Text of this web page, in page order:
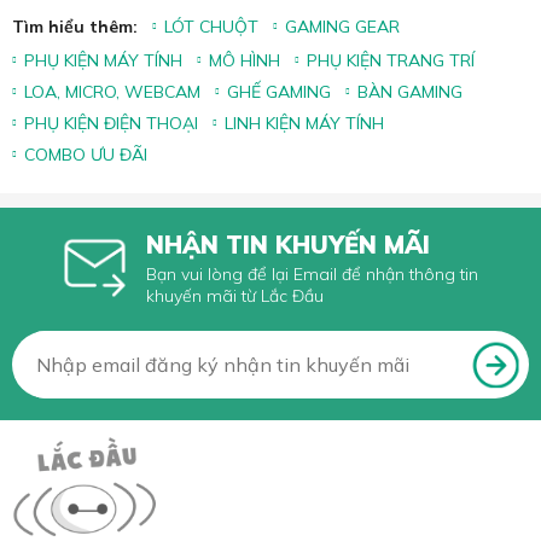
Tìm hiểu thêm: LÓT CHUỘT
GAMING GEAR
PHỤ KIỆN MÁY TÍNH
MÔ HÌNH
PHỤ KIỆN TRANG TRÍ
LOA, MICRO, WEBCAM
GHẾ GAMING
BÀN GAMING
PHỤ KIỆN ĐIỆN THOẠI
LINH KIỆN MÁY TÍNH
COMBO ƯU ĐÃI
NHẬN TIN KHUYẾN MÃI
Bạn vui lòng để lại Email để nhận thông tin
khuyến mãi từ Lắc Đầu